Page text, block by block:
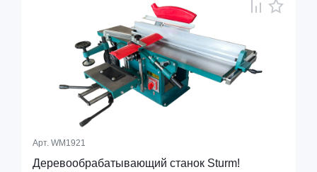
Арт. WM1921
Деревообрабатывающий станок Sturm!